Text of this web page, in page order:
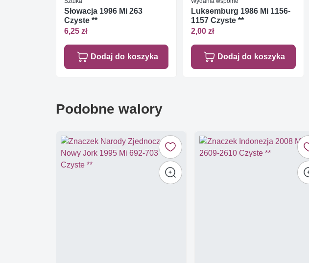
Słowacja 1996 Mi 263
Czyste **
6,25 zł
Dodaj do koszyka
Luksemburg 1986 Mi 1156-
1157 Czyste **
2,00 zł
Dodaj do koszyka
Podobne walory